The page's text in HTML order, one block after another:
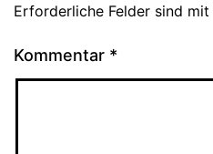
Erforderliche Felder sind mit
Kommentar *